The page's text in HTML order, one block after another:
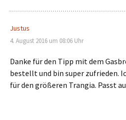
Justus
4. August 2016 um 08:06 Uhr
Danke für den Tipp mit dem
bestellt und bin super zufrieden.
für den größeren Trangia. Passt